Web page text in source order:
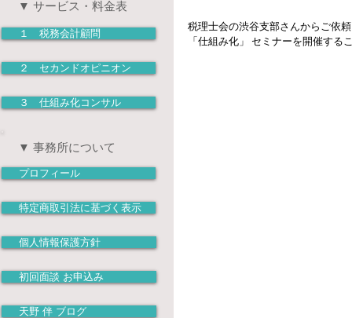
税理士会の渋谷支部さんからご依
「仕組み化」 セミナーを開催する
１ 税務会計顧問
３ 仕組み化コンサル
２ セカンドオピニオン
プロフィール
初回面談 お申込み
特定商取引法に基づく表示
個人情報保護方針
天野 伴 ブログ
▼ サービス・料金表
▼ 事務所について